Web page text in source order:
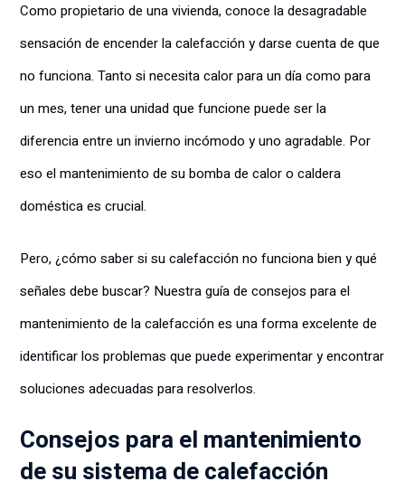
Como propietario de una vivienda, conoce la desagradable
sensación de encender la calefacción y darse cuenta de que
no funciona. Tanto si necesita calor para un día como para
un mes, tener una unidad que funcione puede ser la
diferencia entre un invierno incómodo y uno agradable. Por
eso el mantenimiento de su bomba de calor o caldera
doméstica es crucial.
Pero, ¿cómo saber si su calefacción no funciona bien y qué
señales debe buscar? Nuestra guía de consejos para el
mantenimiento de la calefacción es una forma excelente de
identificar los problemas que puede experimentar y encontrar
soluciones adecuadas para resolverlos.
Consejos para el mantenimiento
de su sistema de calefacción